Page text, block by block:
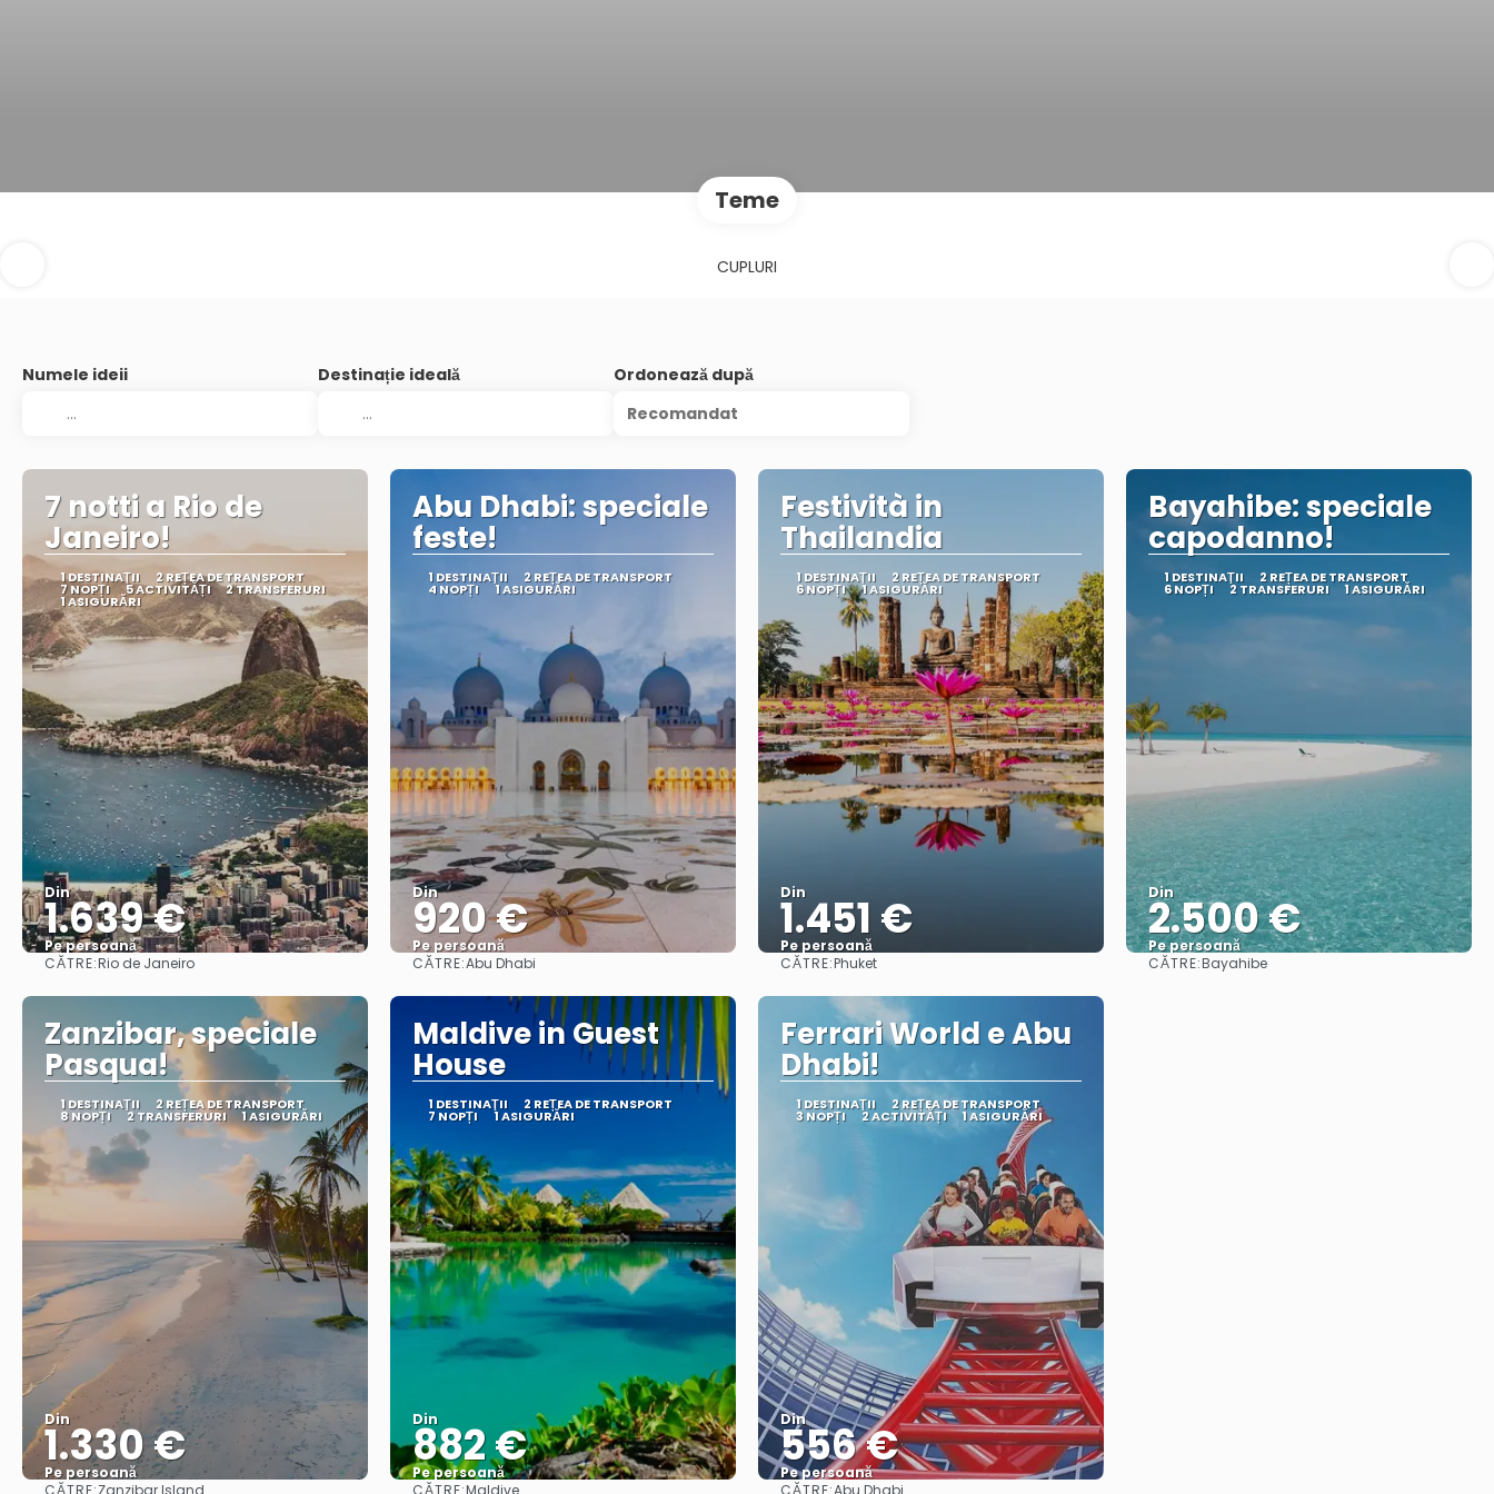
Teme
CUPLURI
Numele ideii Destinație ideală
Ordonează după
Recomandat
7 notti a Rio de
Janeiro!
1 DESTINAŢII 2 REȚEA DE TRANSPORT
7 NOPȚI 5 ACTIVITĂȚI 2 TRANSFERURI
1 ASIGURĂRI
Din
1.639 €
Pe persoană
Vedea
CĂTRE:Rio de Janeiro
Abu Dhabi: speciale
feste!
1 DESTINAŢII 2 REȚEA DE TRANSPORT
4 NOPȚI 1 ASIGURĂRI
Din
920 €
Pe persoană
CĂTRE:Abu Dhabi
Festività in
Thailandia
1 DESTINAŢII 2 REȚEA DE TRANSPORT
6 NOPȚI 1 ASIGURĂRI
Din
1.451 €
Pe persoană
CĂTRE:Phuket
Bayahibe: speciale
capodanno!
1 DESTINAŢII 2 REȚEA DE TRANSPORT
6 NOPȚI 2 TRANSFERURI 1 ASIGURĂRI
Din
2.500 €
Pe persoană
CĂTRE:Bayahibe
Zanzibar, speciale
Pasqua!
1 DESTINAŢII 2 REȚEA DE TRANSPORT
8 NOPȚI 2 TRANSFERURI 1 ASIGURĂRI
Din
1.330 €
Pe persoană
CĂTRE:Zanzibar Island
Maldive in Guest
House
1 DESTINAŢII 2 REȚEA DE TRANSPORT
7 NOPȚI 1 ASIGURĂRI
Din
882 €
Pe persoană
CĂTRE:Maldive
Ferrari World e Abu
Dhabi!
1 DESTINAŢII 2 REȚEA DE TRANSPORT
3 NOPȚI 2 ACTIVITĂȚI 1 ASIGURĂRI
Din
556 €
Pe persoană
CĂTRE:Abu Dhabi